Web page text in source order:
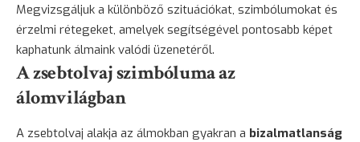
Megvizsgáljuk a különböző szituációkat, szimbólumokat és
érzelmi rétegeket, amelyek segítségével pontosabb képet
kaphatunk álmaink valódi üzenetéről.
A zsebtolvaj szimbóluma az
álomvilágban
A zsebtolvaj alakja az álmokban gyakran a bizalmatlanság